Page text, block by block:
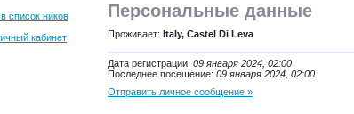
список ников
кабинет
Персональные данные
Проживает: Italy, Castel Di Leva
Дата регистрации: 09 января 2024, 02:00
Последнее посещение: 09 января 2024, 02:00
Отправить личное сообщение »